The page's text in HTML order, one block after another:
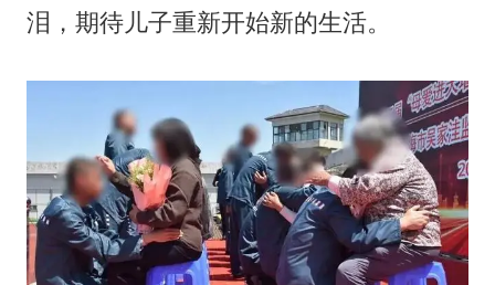
泪，期待儿子重新开始新的生活。